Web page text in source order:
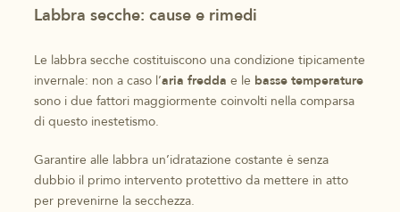
Labbra secche: cause e rimedi
Le labbra secche costituiscono una condizione tipicamente
invernale: non a caso l’aria fredda e le basse temperature
sono i due fattori maggiormente coinvolti nella comparsa
di questo inestetismo.
Garantire alle labbra un’idratazione costante è senza
dubbio il primo intervento protettivo da mettere in atto
per prevenirne la secchezza.